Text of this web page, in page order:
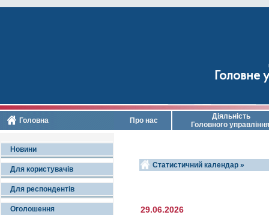
Головне
Головна Про нас
Діяльність
Головного управління
Новини
Для користувачів
Для респондентів
Оголошення
Статистичний календар »
29.06.2026